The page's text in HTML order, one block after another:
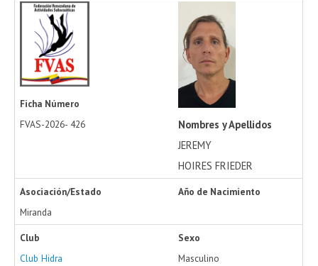
Ficha Número
FVAS-2026- 426
Nombres y Apellidos
JEREMY
HOIRES FRIEDER
Asociación/Estado
Miranda
Año de Nacimiento
Club
Club Hidra
Sexo
Masculino